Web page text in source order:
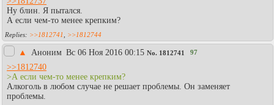
Ну блин. Я пытался.
А если чем-то менее крепким?
>>1812741 >>1812744
▲ Аноним Вc 06 Ноя 2016 00:15 No. 1812741 97
>>1812740
>А если чем-то менее крепким?
Алкоголь в любом случае не решает проблемы. Он заменяет
проблемы.